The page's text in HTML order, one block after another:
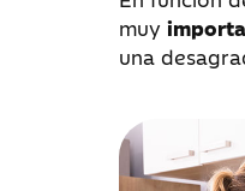
muy
una